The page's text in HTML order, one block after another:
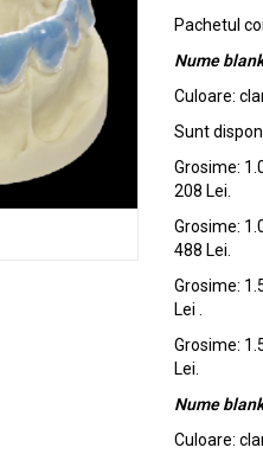
Pachetul
Nume
Culoare:
Sunt
Grosime:
208 Lei.
Grosime:
488 Lei.
Grosime:
Lei .
Grosime:
Lei.
Nume
Culoare: